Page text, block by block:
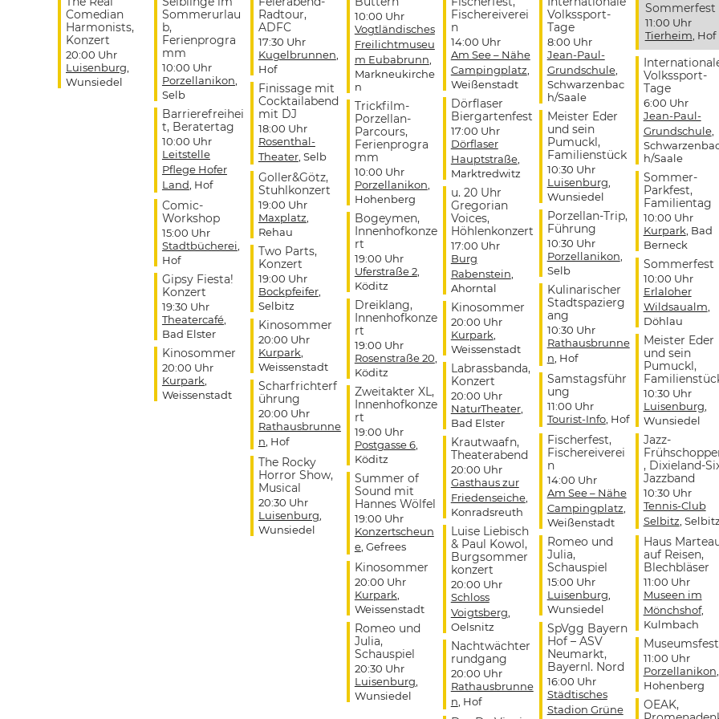
Comedian
Harmonists,
Konzert
20:00 Uhr
Luisenburg
Wunsiedel
Sommerurlau
b,
Ferienprogra
mm
10:00 Uhr
Porzellanikon
Selb
Barrierefreihei
t, Beratertag
10:00 Uhr
Leitstelle
Pflege Hofer
Land , Hof
Comic-
Workshop
15:00 Uhr
Stadtbücherei
Hof
Gipsy Fiesta!
Konzert
19:30 Uhr
Theatercafé,
Bad Elster
Kinosommer
20:00 Uhr
Kurpark
Weissenstadt
Radtour,
ADFC
17:30 Uhr
Kugelbrunnen
Hof
Finissage mit
Cocktailabend
mit DJ
18:00 Uhr
Rosenthal-
Theater, Selb
Goller&Götz,
Stuhlkonzert
19:00 Uhr
Maxplatz
Rehau
Two Parts,
Konzert
19:00 Uhr
Bockpfeifer,
Selbitz
Kinosommer
20:00 Uhr
Kurpark
Weissenstadt
Scharfrichterf
ührung
20:00 Uhr
Rathausbrunne
n , Hof
The Rocky
Horror Show,
Musical
20:30 Uhr
Luisenburg
Wunsiedel
10:00 Uhr
Vogtländisches
Freilichtmuseu
m Eubabrunn
Markneukirche
n
Trickfilm-
Porzellan-
Parcours,
Ferienprogra
mm
10:00 Uhr
Porzellanikon
Hohenberg
Bogeymen,
Innenhofkonze
rt
19:00 Uhr
Uferstraße 2,
Köditz
Dreiklang,
Innenhofkonze
rt
19:00 Uhr
Rosenstraße 20
Köditz
Zweitakter XL,
Innenhofkonze
rt
19:00 Uhr
Postgasse 6,
Köditz
Summer of
Sound mit
Hannes Wölfel
19:00 Uhr
Konzertscheun
e, Gefrees
Kinosommer
20:00 Uhr
Kurpark
Weissenstadt
Romeo und
Julia,
Schauspiel
20:30 Uhr
Luisenburg
Wunsiedel
Fischereiverei
n
14:00 Uhr
Am See – Nähe
Campingplatz
Weißenstadt
Dörflaser
Biergartenfest
17:00 Uhr
Dörflaser
Hauptstraße,
Marktredwitz
u. 20 Uhr
Gregorian
Voices,
Höhlenkonzert
17:00 Uhr
Burg
Rabenstein
Ahorntal
Kinosommer
20:00 Uhr
Kurpark
Weissenstadt
Labrassbanda,
Konzert
20:00 Uhr
NaturTheater,
Bad Elster
Krautwaafn,
Theaterabend
20:00 Uhr
Gasthaus zur
Friedenseiche,
Konradsreuth
Luise Liebisch
& Paul Kowol,
Burgsommer
konzert
20:00 Uhr
Schloss
Voigtsberg
Oelsnitz
Nachtwächter
rundgang
20:00 Uhr
Rathausbrunne
n , Hof
Volkssport-
Tage
8:00 Uhr
Jean-Paul-
Grundschule,
Schwarzenbac
h/Saale
Meister Eder
und sein
Pumuckl,
Familienstück
10:30 Uhr
Luisenburg
Wunsiedel
Porzellan-Trip,
Führung
10:30 Uhr
Porzellanikon
Selb
Kulinarischer
Stadtspazierg
ang
10:30 Uhr
Rathausbrunne
n , Hof
Samstagsführ
ung
11:00 Uhr
Tourist-Info, Hof
Fischerfest,
Fischereiverei
n
14:00 Uhr
Am See – Nähe
Campingplatz
Weißenstadt
Romeo und
Julia,
Schauspiel
15:00 Uhr
Luisenburg
Wunsiedel
SpVgg Bayern
Hof – ASV
Neumarkt,
Bayernl. Nord
16:00 Uhr
Städtisches
Stadion Grüne
Sommerfest
11:00 Uhr
Tierheim , Hof
Volkssport-
Tage
6:00 Uhr
Jean-Paul-
Grundschule,
h/Saale
Sommer-
Parkfest,
Familientag
10:00 Uhr
Kurpark , Bad
Berneck
Sommerfest
10:00 Uhr
Erlaloher
Wildsaualm
Döhlau
Meister Eder
und sein
Pumuckl,
10:30 Uhr
Luisenburg
Wunsiedel
Jazz-
, Dixieland-
Jazzband
10:30 Uhr
Tennis-Club
Selbitz ,
Haus
auf Reisen,
Blechbläser
11:00 Uhr
Museen im
Mönchshof,
Kulmbach
Museumsfest
11:00 Uhr
Porzellanikon
Hohenberg
OEAK,